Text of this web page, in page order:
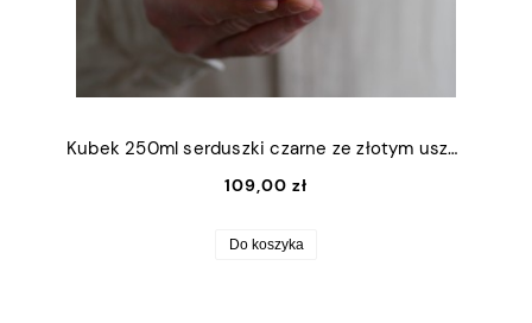
Kubek 250ml serduszki czarne ze złotym uszkiem
109,00 zł
Do koszyka